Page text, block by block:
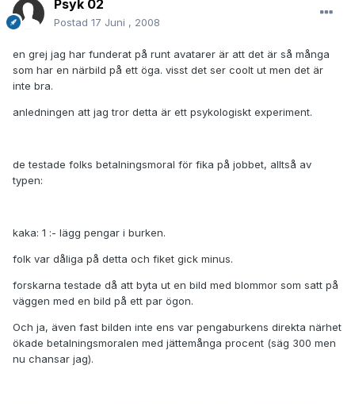
Psyk 02
Postad 17 Juni , 2008
en grej jag har funderat på runt avatarer är att det är så många
som har en närbild på ett öga. visst det ser coolt ut men det är
inte bra.
anledningen att jag tror detta är ett psykologiskt experiment.
de testade folks betalningsmoral för fika på jobbet, alltså av
typen:
kaka: 1 :- lägg pengar i burken.
folk var dåliga på detta och fiket gick minus.
forskarna testade då att byta ut en bild med blommor som satt på
väggen med en bild på ett par ögon.
Och ja, även fast bilden inte ens var pengaburkens direkta närhet
ökade betalningsmoralen med jättemånga procent (säg 300 men
nu chansar jag).